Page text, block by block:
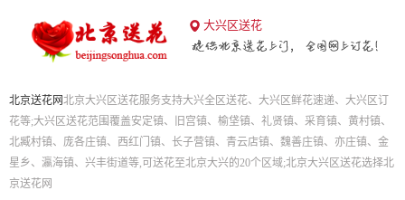
北京送花网
大兴区送花
北京送花网北京大兴区送花服务支持大兴全区送花、大兴区鲜花速递、大兴区订
花等;大兴区送花范围覆盖安定镇、旧宫镇、榆垡镇、礼贤镇、采育镇、黄村镇、
北臧村镇、庞各庄镇、西红门镇、长子营镇、青云店镇、魏善庄镇、亦庄镇、金
星乡、瀛海镇、兴丰街道等,可送花至北京大兴的20个区域;北京大兴区送花选择北
京送花网